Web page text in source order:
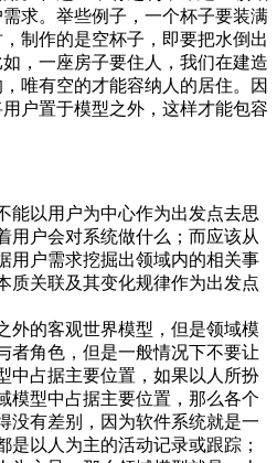
求。举些例子，一个杯子要装满
制作的是空杯子，即要把水倒出
，一座房子要住人，我们在建造
唯有空的才能容纳人的居住。因
户置于模型之外，这样才能包容
能以用户为中心作为出发点去思
用户会对系统做什么；而应该从
用户需求挖掘出领域内的相关事
质关联及其变化规律作为出发点
外的客观世界模型，但是领域模
者角色，但是一般情况下不要让
中占据主要位置，如果以人所扮
模型中占据主要位置，那么各个
没有差别，因为软件系统就是一
是以人为主的活动记录或跟踪；